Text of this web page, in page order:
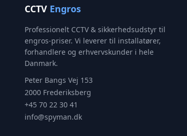
CCTV Engros
Professionelt CCTV & sikkerhedsudstyr til
engros-priser. Vi leverer til installatører,
forhandlere og erhvervskunder i hele
Danmark.
Peter Bangs Vej 153
2000 Frederiksberg
+45 70 22 30 41
info@spyman.dk